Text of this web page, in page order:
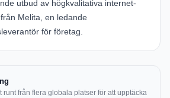
utbud av högkvalitativa internet-
Melita, en ledande
för företag.
runt från flera globala platser för att upptäcka